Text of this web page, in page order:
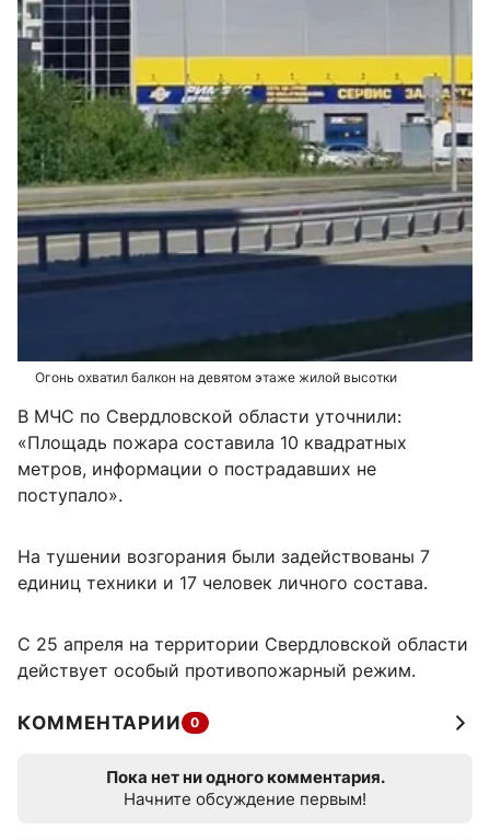
Огонь охватил балкон на девятом этаже жилой высотки
В МЧС по Свердловской области уточнили:
«Площадь пожара составила 10 квадратных
метров, информации о пострадавших не
поступало».
На тушении возгорания были задействованы 7
единиц техники и 17 человек личного состава.
С 25 апреля на территории Свердловской области
действует особый противопожарный режим.
КОММЕНТАРИИ 0
Пока нет ни одного комментария.
Начните обсуждение первым!